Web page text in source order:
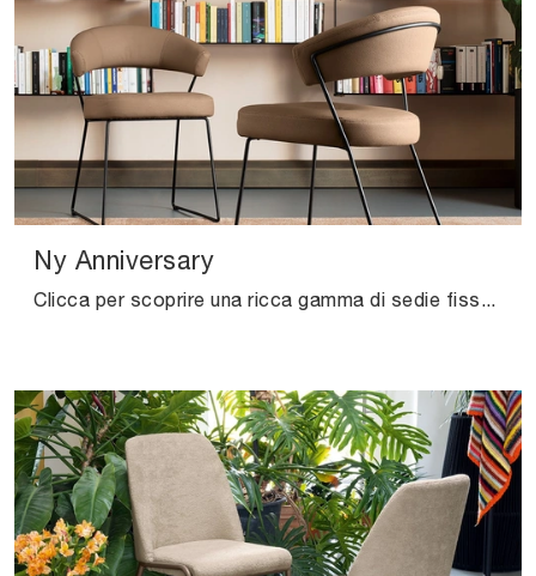
Ny Anniversary
Clicca per scoprire una ricca gamma di sedie fisse per stanze moderne: il modello Ny Anniversary di Connubia ti attende!